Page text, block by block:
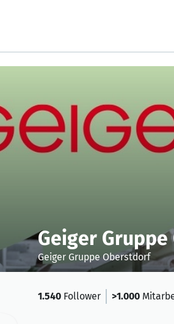
Geiger
Geiger Gruppe Oberstdorf
1.540 Follower >1.000